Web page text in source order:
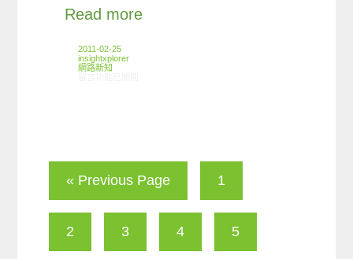
Read more
2011-02-25
insightxplorer
網路新知
« Previous Page 1
2 3 4 5